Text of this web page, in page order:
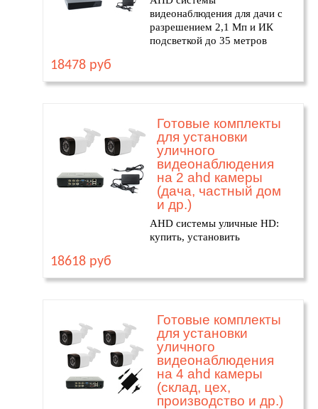
видеонаблюдения для дачи с
разрешением 2,1 Мп и ИК
подсветкой до 35 метров
18478 руб
Готовые комплекты
для установки
уличного
видеонаблюдения
на 2 ahd камеры
(дача, частный дом
и др.)
AHD системы уличные HD:
купить, установить
18618 руб
Готовые комплекты
для установки
уличного
видеонаблюдения
на 4 ahd камеры
(склад, цех,
производство и др.)